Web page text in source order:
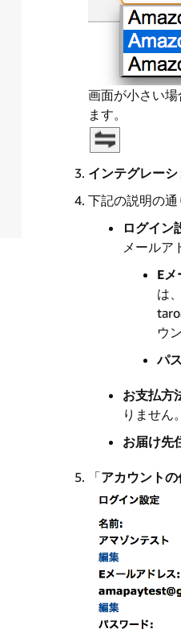
画面が小さい場
ます。
インテグレー
下記の説明の通
ログイン
メールア
E
は
ウ
パ
お支払方
りません。
お届け先
「アカウント